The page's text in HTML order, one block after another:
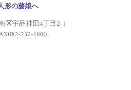
形の藤娘へ
区宇品神田4丁目2-1
252-1800